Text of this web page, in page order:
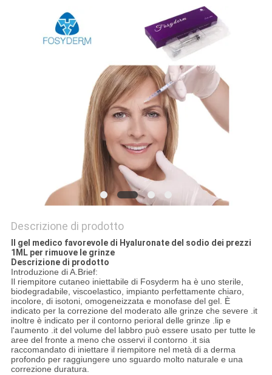
SHOPPING
ONLINE
Descrizione di prodotto
Il gel medico favorevole di Hyaluronate del sodio dei prezzi
1ML per rimuove le grinze
Descrizione di prodotto
Introduzione di A.Brief:
Il riempitore cutaneo iniettabile di Fosyderm ha è uno sterile,
biodegradabile, viscoelastico, impianto perfettamente chiaro,
incolore, di isotoni, omogeneizzata e monofase del gel. È
indicato per la correzione del moderato alle grinze che severe .it
inoltre è indicato per il contorno perioral delle grinze .lip e
l'aumento .it del volume del labbro può essere usato per tutte le
aree del fronte a meno che osservi il contorno .it sia
raccomandato di iniettare il riempitore nel metà di a derma
profondo per raggiungere uno sguardo molto naturale e una
correzione duratura.